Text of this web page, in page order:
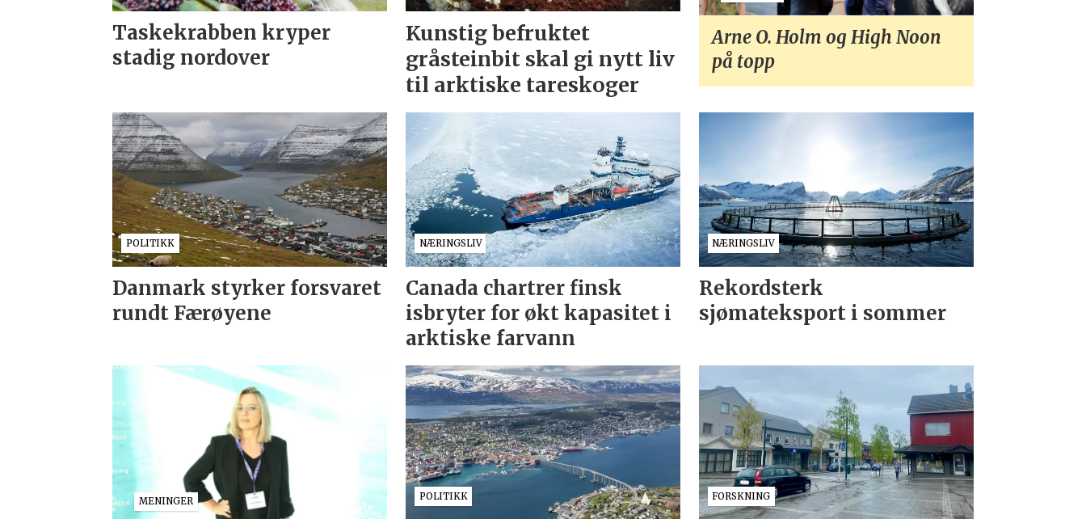
Taskekrabben kryper
stadig nordover
Kunstig befruktet
gråsteinbit skal gi nytt liv
til arktiske tareskoger
Arne O. Holm og High Noon
på topp
POLITIKK
Danmark styrker forsvaret
rundt Færøyene
NÆRINGSLIV
Canada chartrer finsk
isbryter for økt kapasitet i
arktiske farvann
NÆRINGSLIV
Rekordsterk
sjømateksport i sommer
MENINGER POLITIKK FORSKNING